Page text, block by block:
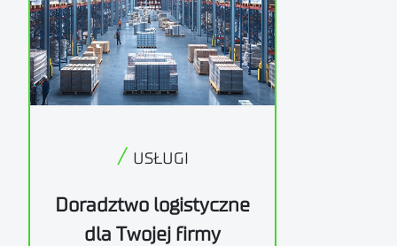
/ USŁUGI
Doradztwo logistyczne
dla Twojej firmy